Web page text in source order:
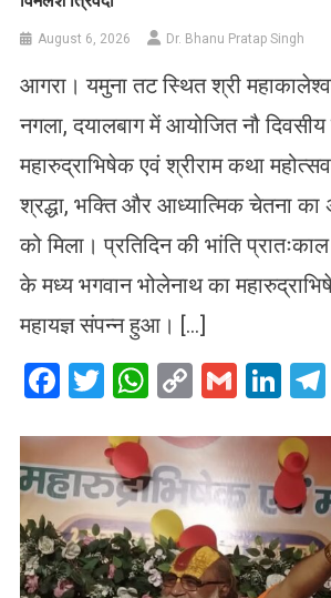
August 6, 2026 Dr. Bhanu Pratap Singh
आगरा। यमुना तट स्थित श्री
नगला, दयालबाग में आयोजित नौ दिवसीय
महारुद्राभिषेक एवं श्रीराम कथा
श्रद्धा, भक्ति और आध्यात्मिक चेतना
को मिला। प्रतिदिन की भांति
के मध्य भगवान भोलेनाथ का
महायज्ञ संपन्न हुआ। […]
Facebook
Twitter
WhatsApp
CopyGmail